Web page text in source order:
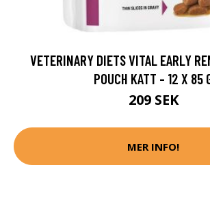
VETERINARY DIETS VITAL EARLY
POUCH KATT - 12 X 85
209 SEK
MER INFO!